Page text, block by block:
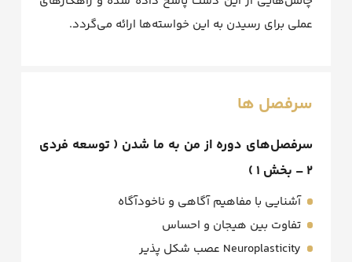
عملی برای رسیدن به این خواسته‌ها ارائه می‌گردد.
سرفصل ها
سرفصل‌های دوره از من به ما شدن ( توسعه فردی
۲ – بخش ۱ )
آشنایی با مفاهیم آگاهی و ناخودآگاه
تفاوت بین هیجان و احساس
Neuroplasticity عصب شکل پذیر